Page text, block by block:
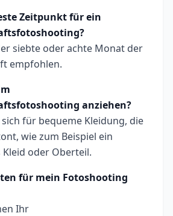
Zeitpunkt für ein
siebte oder achte Monat der
empfohlen.
anziehen?
sich für bequeme Kleidung, die
wie zum Beispiel ein
oder Oberteil.
für mein Fotoshooting
Ihr